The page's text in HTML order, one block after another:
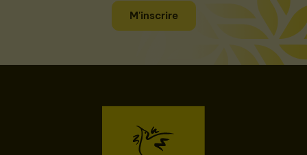
M'inscrire